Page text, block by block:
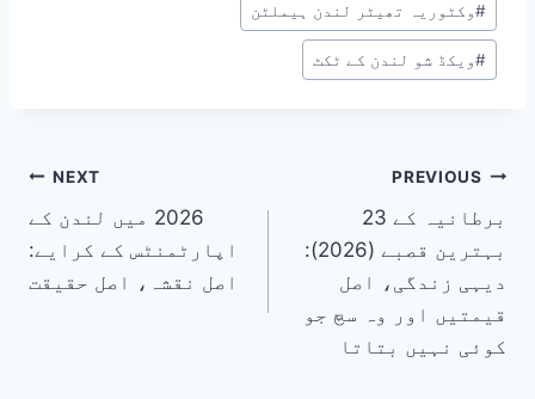
#وکٹوریہ تھیٹر لندن ہیملٹن
#ویکڈ شو لندن کے ٹکٹ
پوسٹوں
کی
نیویگیشن
PREVIOUS
برطانیہ کے 23
بہترین قصبے (2026):
دیہی زندگی، اصل
قیمتیں اور وہ سچ جو
کوئی نہیں بتاتا
NEXT
2026 میں لندن کے
اپارٹمنٹس کے کرایے:
اصل نقشہ، اصل حقیقت